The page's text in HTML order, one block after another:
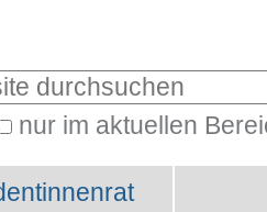
nur im aktuellen